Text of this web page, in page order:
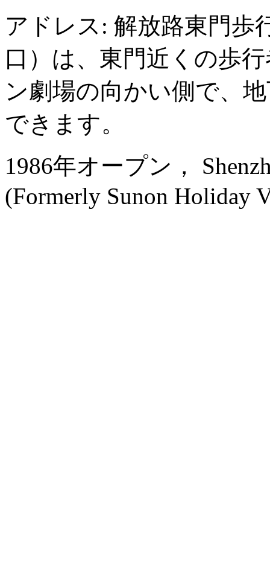
アドレス: 解放路東門歩
口）は、東門近くの歩
ン劇場の向かい側で、
できます。
1986年オープン，
(Formerly Sunon Holiday